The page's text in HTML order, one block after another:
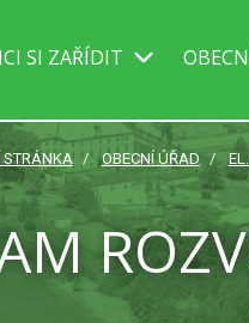
SI ZAŘÍDIT
STRÁNKA OBECNÍ ÚŘAD